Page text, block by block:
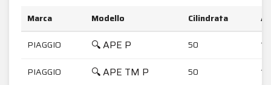
Marca Modello Cilindrata
PIAGGIO
🔍 APE P 50
PIAGGIO 🔍 APE TM P 50